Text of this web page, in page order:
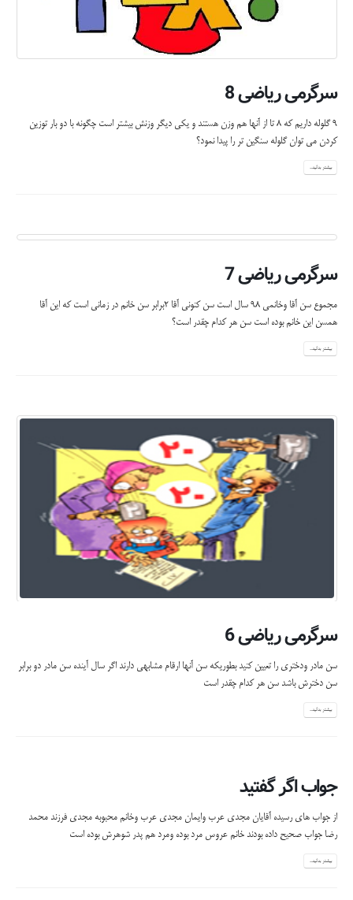
سرگرمی ریاضی 8
9 گلوله داریم که 8 تا از آنها هم وزن هستند و یکی دیگر وزنش بیشتر است چگونه با دو بار توزین
کردن می توان گلوله سنگین تر را پیدا نمود؟
بیشتر بدانید...
سرگرمی ریاضی 7
مجموع سن آقا وخانمی 98 سال است سن کنونی آقا 2برابر سن خانم در زمانی است که این آقا
همسن این خانم بوده است سن هر کدام چقدر است؟
بیشتر بدانید...
سرگرمی ریاضی 6
سن مادر ودختری را تعیین کنید بطوریکه سن آنها ارقام مشابهی دارند اگر سال آینده سن مادر دو برابر
سن دخترش باشد سن هر کدام چقدر است
بیشتر بدانید...
جواب اگر گفتید
از جواب های رسیده آقایان مجدی عرب وایمان مجدی عرب وخانم محبوبه مجدی فرزند محمد
رضا جواب صحیح داده بودند خانم عروس مرد بوده ومرد هم پدر شوهرش بوده است
بیشتر بدانید...